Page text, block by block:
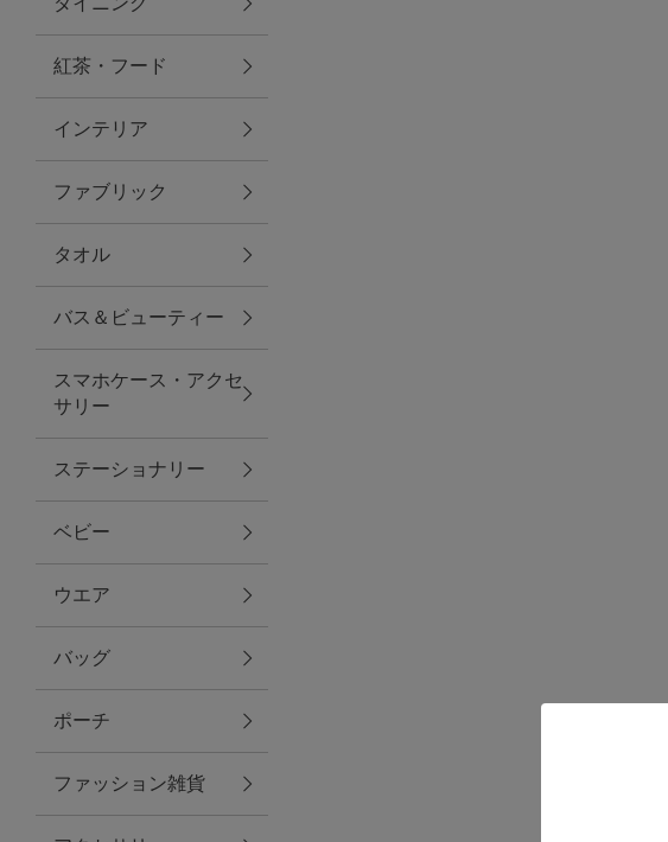
トラベルグッズ
ランチ
バッグ
キッチン・ダイニング
ダイニング
キッチン
ファブリック
グリーン
バス＆ビューティー
バス＆ビューティー
紅茶・フード
インテリア
ファブリック
タオル
バス＆ビューティー
スマホケース・アクセ
サリー
ステーショナリー
ベビー
ウエア
バッグ
ポーチ
ファッション雑貨